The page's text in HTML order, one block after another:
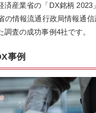
済産業省の「DX銘柄 2023
の情報流通行政局情報通
査の成功事例4社です。
事例